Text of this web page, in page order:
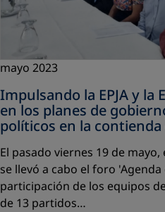
mayo 2023
Impulsando la EPJA y la
en los planes de
políticos en la
El pasado viernes 19 de
se llevó a cabo el foro
participación de los equipos
de 13 partidos…